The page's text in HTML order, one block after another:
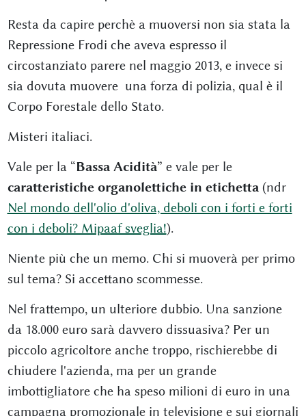
Resta da capire perchè a muoversi non sia stata la
Repressione Frodi che aveva espresso il
circostanziato parere nel maggio 2013, e invece si
sia dovuta muovere una forza di polizia, qual è il
Corpo Forestale dello Stato.
Misteri italiaci.
Vale per la “Bassa Acidità” e vale per le
caratteristiche organolettiche in etichetta(ndr
Nel mondo dell'olio d'oliva, deboli con i forti e forti
con i deboli? Mipaaf sveglia!).
Niente più che un memo. Chi si muoverà per primo
sul tema? Si accettano scommesse.
Nel frattempo, un ulteriore dubbio. Una sanzione
da 18.000 euro sarà davvero dissuasiva? Per un
piccolo agricoltore anche troppo, rischierebbe di
chiudere l'azienda, ma per un grande
imbottigliatore che ha speso milioni di euro in una
campagna promozionale in televisione e sui giornali